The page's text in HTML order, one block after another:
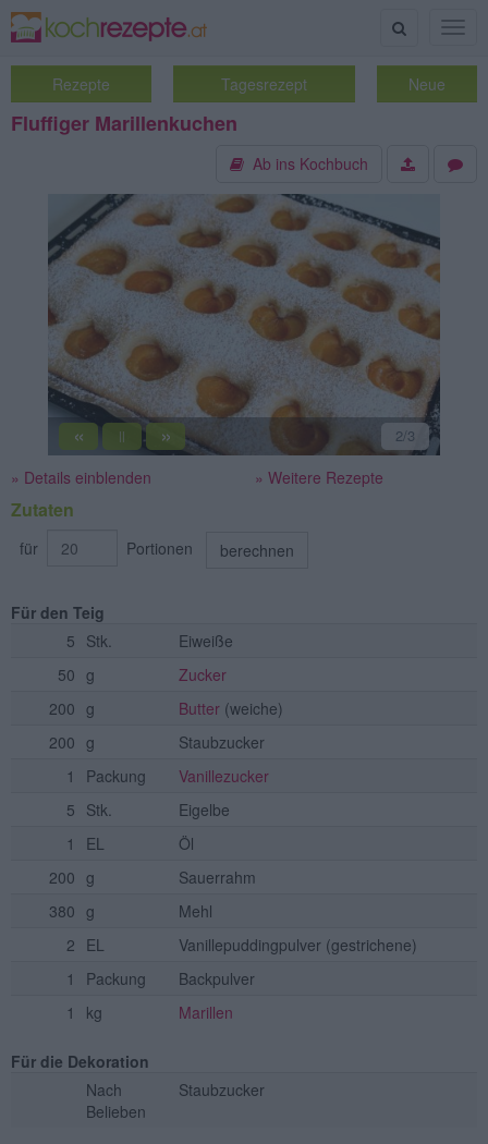
Suche
Rezepte Tagesrezept Neue
Fluffiger Marillenkuchen
Ab ins Kochbuch
« || » 2/3
» Details einblenden » Weitere Rezepte
Zutaten
für Portionen berechnen
Für den Teig
5 Stk.
Eiweiße
50 g
Zucker
200 g Butter (weiche)
200 g
Staubzucker
1
Packung
Vanillezucker
5 Stk.
Eigelbe
1
EL
Öl
200 g
Sauerrahm
380 g
Mehl
2 EL Vanillepuddingpulver (gestrichene)
1
Packung
Backpulver
1
kg Marillen
Für die Dekoration
Nach
Belieben
Staubzucker